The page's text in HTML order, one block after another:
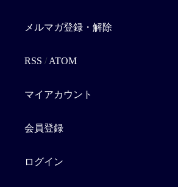
メルマガ登録・解除
RSS / ATOM
マイアカウント
会員登録
ログイン